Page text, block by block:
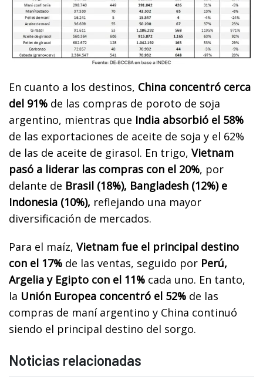
En cuanto a los destinos, China concentró cerca
del 91% de las compras de poroto de soja
argentino, mientras que India absorbió el 58%
de las exportaciones de aceite de soja y el 62%
de las de aceite de girasol. En trigo, Vietnam
pasó a liderar las compras con el 20%, por
delante de Brasil (18%), Bangladesh (12%) e
Indonesia (10%), reflejando una mayor
diversificación de mercados.
Para el maíz, Vietnam fue el principal destino
con el 17% de las ventas, seguido por Perú,
Argelia y Egipto con el 11% cada uno. En tanto,
la Unión Europea concentró el 52% de las
compras de maní argentino y China continuó
siendo el principal destino del sorgo.
Noticias relacionadas